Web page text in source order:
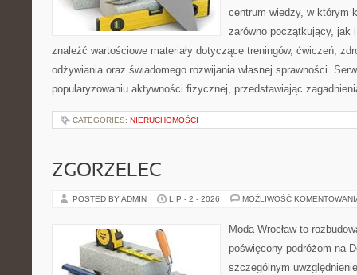
centrum wiedzy, w którym
zarówno początkujący, jak
znaleźć wartościowe materiały dotyczące treningów, ćwiczeń,
odżywiania oraz świadomego rozwijania własnej sprawności.
popularyzowaniu aktywności fizycznej, przedstawiając
CATEGORIES: NIERUCHOMOŚCI
ZGORZELEC
POSTED BY ADMIN LIP - 2 - 2026 MOŻLIWOŚĆ
Moda Wrocław to
poświęcony podróżom na
szczególnym